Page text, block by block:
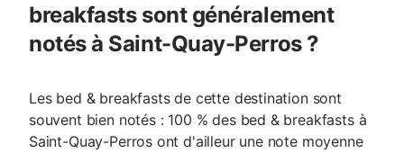
breakfasts sont généralement
notés à Saint-Quay-Perros ?
Les bed & breakfasts de cette destination sont
souvent bien notés : 100 % des bed & breakfasts à
Saint-Quay-Perros ont d'ailleur une note moyenne